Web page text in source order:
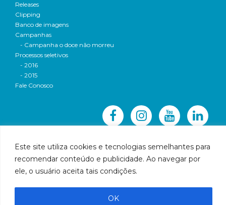
Este site utiliza cookies e tecnologias semelhantes para
recomendar conteúdo e publicidade. Ao navegar por
ele, o usuário aceita tais condições.
OK
Releases
Clipping
Banco de imagens
Campanhas
- Campanha o doce não morreu
Processos seletivos
- 2016
- 2015
Fale Conosco
© 2016 CBH-Doce - Todos os direitos reservados
cbhbaciadoriodoce@gmail.com